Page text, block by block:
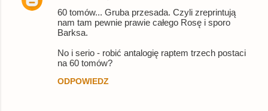
60 tomów... Gruba przesada. Czyli zreprintują
nam tam pewnie prawie całego Rosę i sporo
Barksa.
No i serio - robić antalogię raptem trzech postaci
na 60 tomów?
ODPOWIEDZ